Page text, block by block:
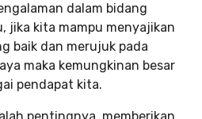
dalam bidang
jika kita mampu menyajikan
baik dan merujuk pada
maka kemungkinan besar
pendapat kita.